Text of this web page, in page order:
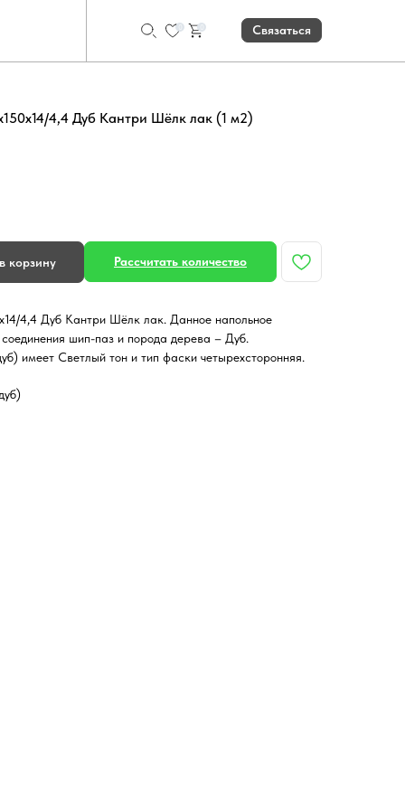
Связаться
4,4 Дуб Кантри Шёлк лак (1 м2)
корзину Рассчитать количество
4,4 Дуб Кантри Шёлк лак. Данное напольное
шип-паз и порода дерева – Дуб.
имеет Светлый тон и тип фаски четырехсторонняя.